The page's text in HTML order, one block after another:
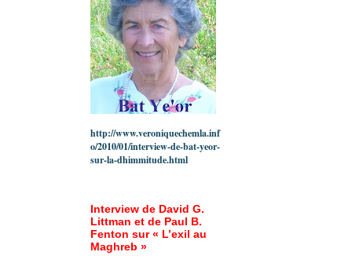
http://www.veroniquechemla.inf
o/2010/01/interview-de-bat-yeor-
sur-la-dhimmitude.html
Interview de David G.
Littman et de Paul B.
Fenton sur « L’exil au
Maghreb »